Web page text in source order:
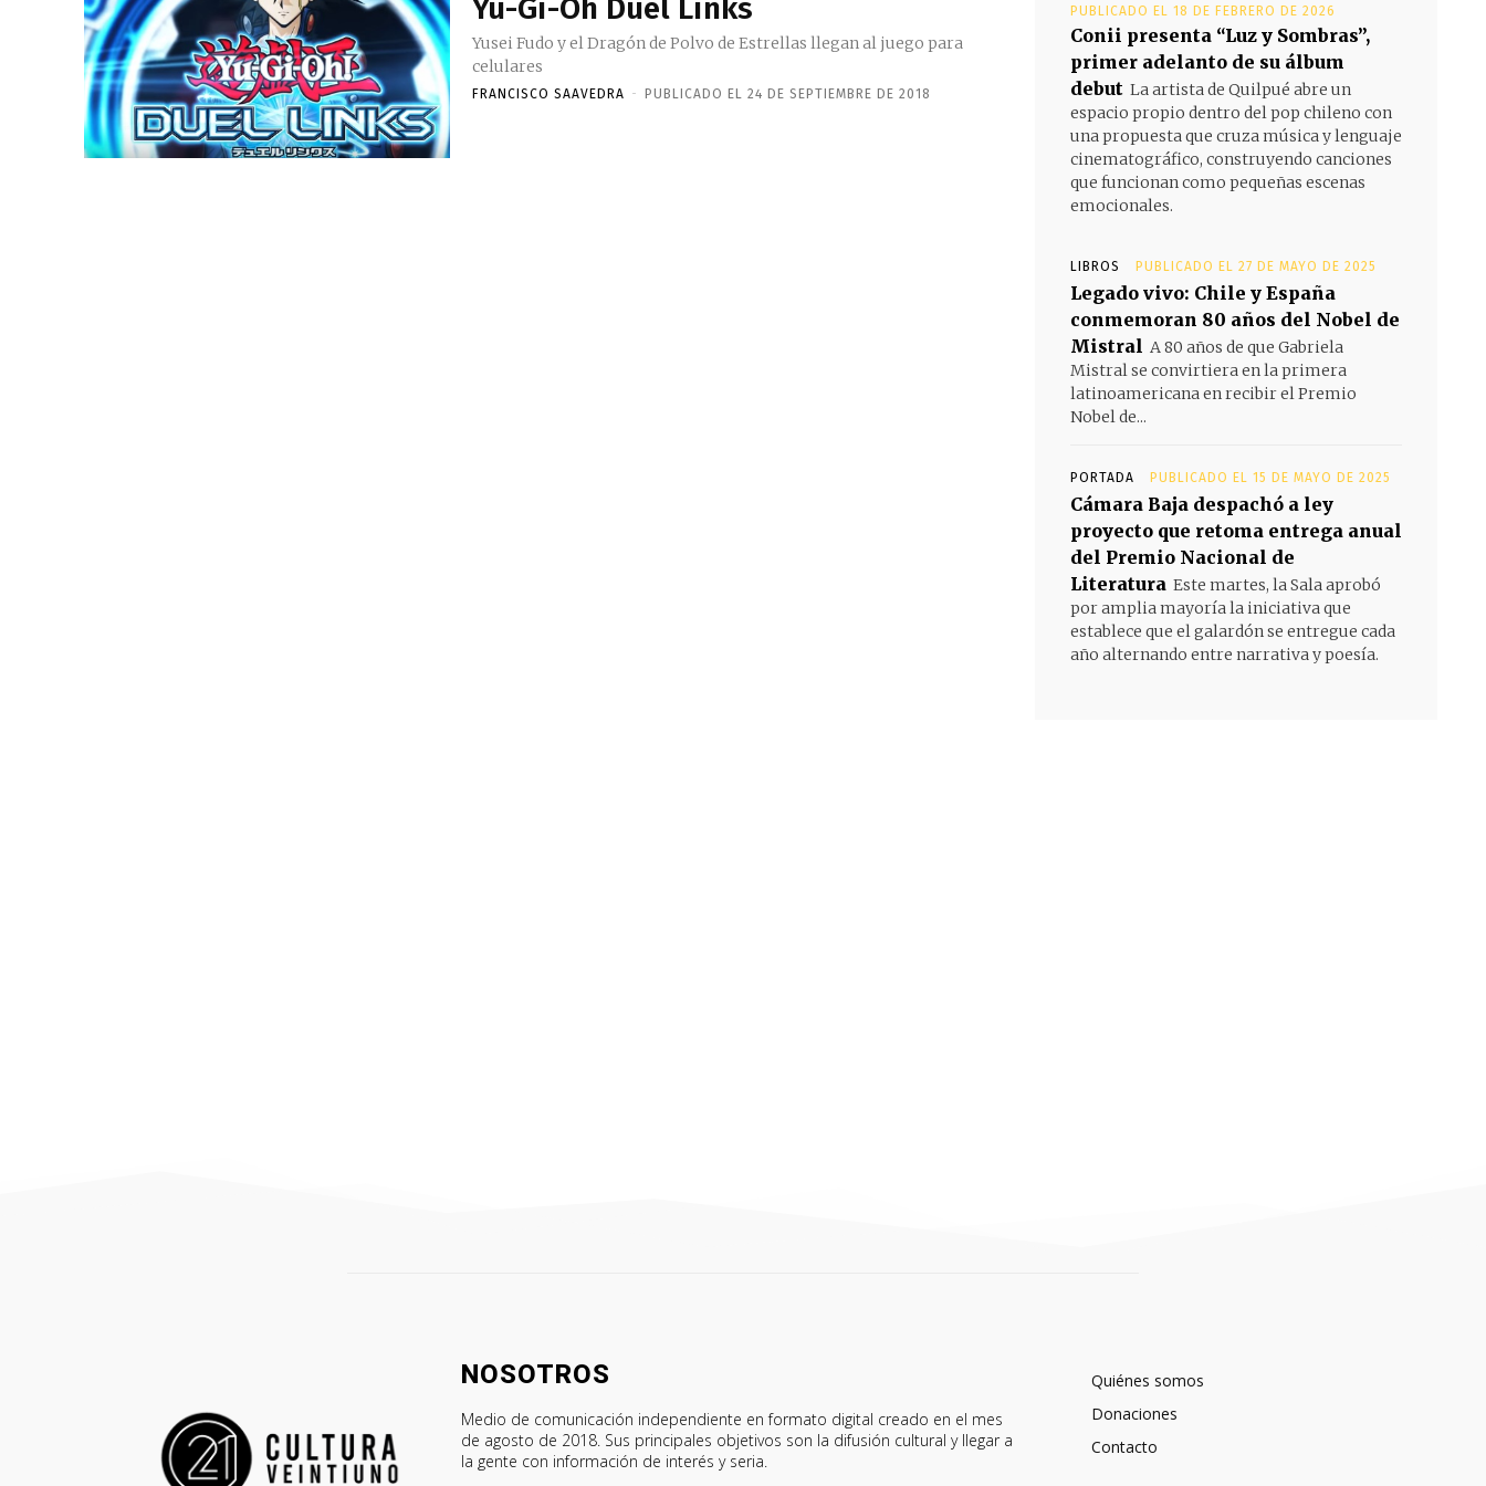
Yu-Gi-Oh Duel Links
Yusei Fudo y el Dragón de Polvo de Estrellas llegan al juego para
celulares
FRANCISCO SAAVEDRA - PUBLICADO EL 24 DE SEPTIEMBRE DE 2018
PUBLICADO EL 18 DE FEBRERO DE 2026
Conii presenta “Luz y Sombras”,
primer adelanto de su álbum
debut La artista de Quilpué abre un
espacio propio dentro del pop chileno con
una propuesta que cruza música y lenguaje
cinematográfico, construyendo canciones
que funcionan como pequeñas escenas
emocionales.
LIBROS PUBLICADO EL 27 DE MAYO DE 2025
Legado vivo: Chile y España
conmemoran 80 años del Nobel de
Mistral A 80 años de que Gabriela
Mistral se convirtiera en la primera
latinoamericana en recibir el Premio
Nobel de...
PORTADA PUBLICADO EL 15 DE MAYO DE 2025
Cámara Baja despachó a ley
proyecto que retoma entrega anual
del Premio Nacional de
Literatura Este martes, la Sala aprobó
por amplia mayoría la iniciativa que
establece que el galardón se entregue cada
año alternando entre narrativa y poesía.
NOSOTROS
Medio de comunicación independiente en formato digital creado en el mes
de agosto de 2018. Sus principales objetivos son la difusión cultural y llegar a
la gente con información de interés y seria.
Quiénes somos
Donaciones
Contacto